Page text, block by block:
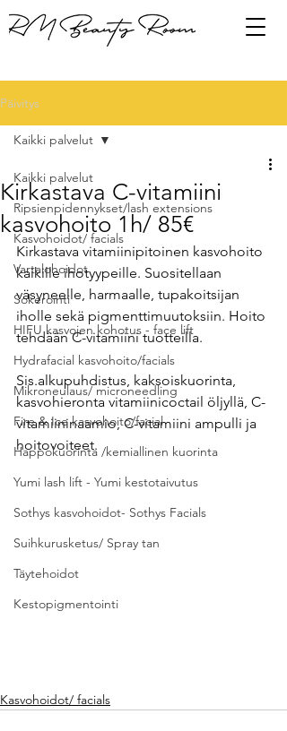
Päivitys
Kaikki palvelut
Ripsienpidennykset/lash extensions
Kasvohoidot/ facials
Vartalohoidot
Sokerointi
HIFU kasvojen kohotus - face lift
Hydrafacial kasvohoito/facials
Mikroneulaus/ microneedling
Fire & Ice kasvohoito/facial
Happokuorinta /kemiallinen kuorinta
Yumi lash lift - Yumi kestotaivutus
Sothys kasvohoidot- Sothys Facials
Suihkurusketus/ Spray tan
Täytehoidot
Kestopigmentointi
Kaikki palvelut
Kirkastava C-vitamiini
kasvohoito 1h/ 85€
Kirkastava vitamiinipitoinen kasvohoito
kaikille ihotyypeille. Suositellaan
väsyneelle, harmaalle, tupakoitsijan
iholle sekä pigmenttimuutoksiin. Hoito
tehdään C-vitamiini tuotteilla.
Sis.alkupuhdistus, kaksoiskuorinta,
kasvohieronta vitamiinicoctail öljyllä, C-
vitamiininaamio, C-vitamiini ampulli ja
hoitovoiteet.
Kasvohoidot/ facials